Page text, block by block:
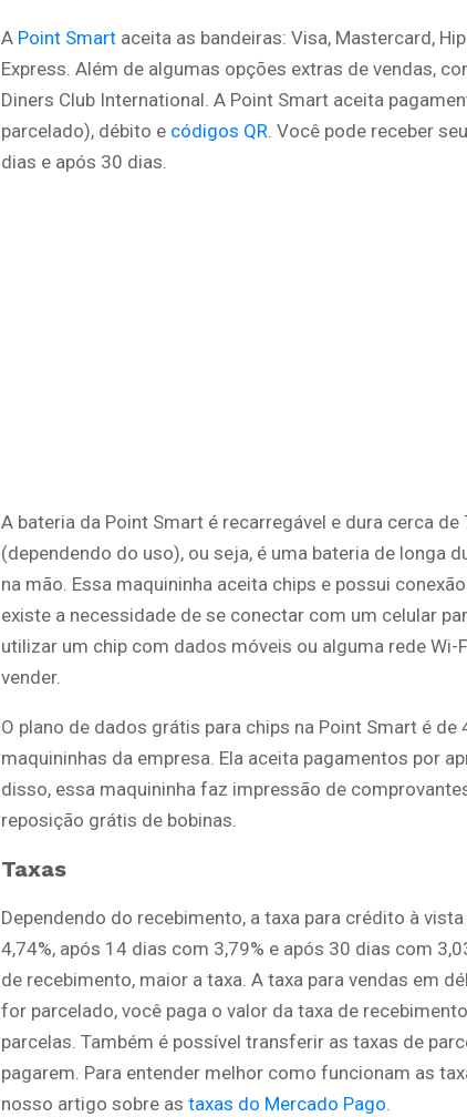
A Point Smart aceita as bandeiras: Visa, Mastercard,
Express. Além de algumas opções extras de vendas,
Diners Club International. A Point Smart aceita
parcelado), débito e códigos QR . Você pode receber
dias e após 30 dias.
A bateria da Point Smart é recarregável e dura cerca
(dependendo do uso), ou seja, é uma bateria de longa
na mão. Essa maquininha aceita chips e possui
existe a necessidade de se conectar com um celular
utilizar um chip com dados móveis ou alguma rede Wi-
vender.
O plano de dados grátis para chips na Point Smart é de
maquininhas da empresa. Ela aceita pagamentos por
disso, essa maquininha faz impressão de
reposição grátis de bobinas.
Taxas
Dependendo do recebimento, a taxa para crédito à
4,74%, após 14 dias com 3,79% e após 30 dias com
de recebimento, maior a taxa. A taxa para vendas em
for parcelado, você paga o valor da taxa de
parcelas. Também é possível transferir as taxas de
pagarem. Para entender melhor como funcionam as
nosso artigo sobre as taxas do Mercado Pago